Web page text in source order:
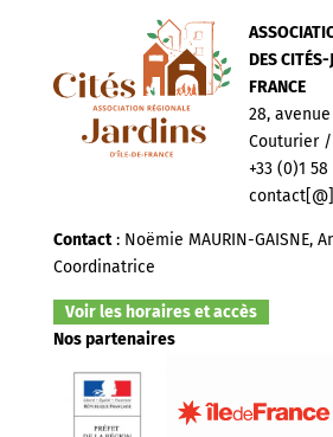
DES
FRANCE
28,
Couturier /
+33 (0)1
Contact: Noëmie MAURIN-GAISNE,
Coordinatrice
Voir les horaires et accès
Nos partenaires